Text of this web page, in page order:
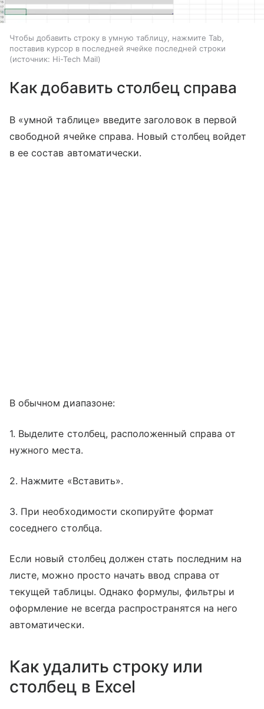
Чтобы добавить строку в умную таблицу, нажмите Tab,
поставив курсор в последней ячейке последней строки
источник: Hi-Tech Mail
Как добавить столбец справа
В «умной таблице» введите заголовок в первой
свободной ячейке справа. Новый столбец войдет
в ее состав автоматически.
В обычном диапазоне:
1. Выделите столбец, расположенный справа от
нужного места.
2. Нажмите «Вставить».
3. При необходимости скопируйте формат
соседнего столбца.
Если новый столбец должен стать последним на
листе, можно просто начать ввод справа от
текущей таблицы. Однако формулы, фильтры и
оформление не всегда распространятся на него
автоматически.
Как удалить строку или
столбец в Excel